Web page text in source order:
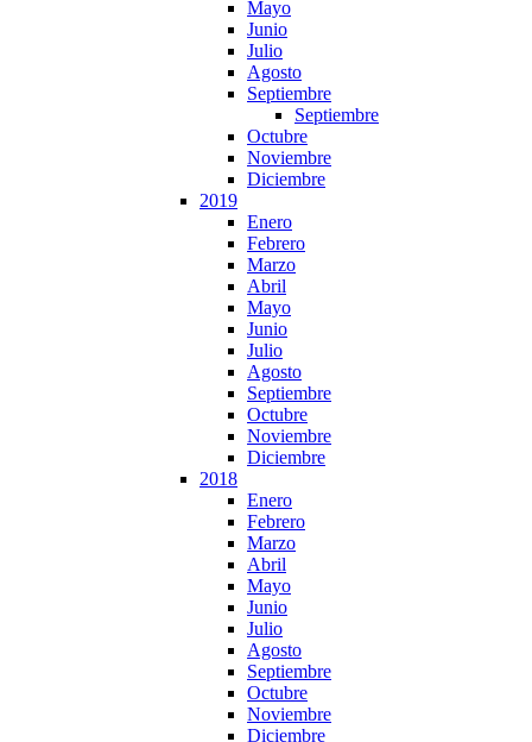
Mayo
Junio
Julio
Agosto
Septiembre
Septiembre
Octubre
Noviembre
Diciembre
2019
Enero
Febrero
Marzo
Abril
Mayo
Junio
Julio
Agosto
Septiembre
Octubre
Noviembre
Diciembre
2018
Enero
Febrero
Marzo
Abril
Mayo
Junio
Julio
Agosto
Septiembre
Octubre
Noviembre
Diciembre